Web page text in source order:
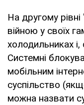
На другому
війною у своїх
холодильниках
Системні
мобільним
суспільство
можна назвати